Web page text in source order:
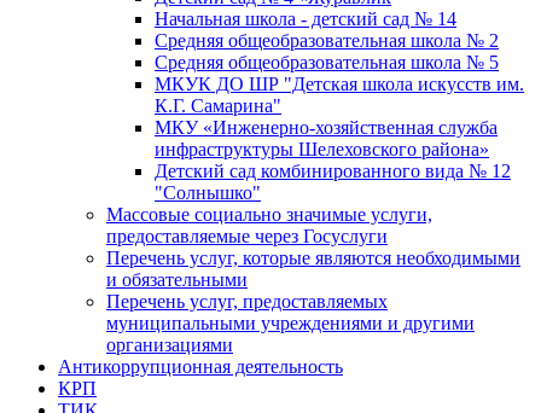
Начальная школа - детский сад № 14
Средняя общеобразовательная школа № 2
Средняя общеобразовательная школа № 5
МКУК ДО ШР "Детская школа искусств им.
К.Г. Самарина"
МКУ «Инженерно-хозяйственная служба
инфраструктуры Шелеховского района»
Детский сад комбинированного вида № 12
"Солнышко"
Массовые социально значимые услуги,
предоставляемые через Госуслуги
Перечень услуг, которые являются необходимыми
и обязательными
Перечень услуг, предоставляемых
муниципальными учреждениями и другими
организациями
Антикоррупционная деятельность
КРП